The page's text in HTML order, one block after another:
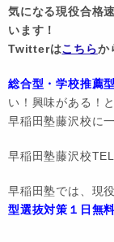
気になる現役合格
います！
Twitterはこちらか
総合型・学校推薦
い！興味がある！
早稲田塾藤沢校に
早稲田塾藤沢校
早稲田塾では、現
型選抜対策１日無